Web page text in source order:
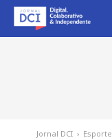
Jornal DCI › Esporte